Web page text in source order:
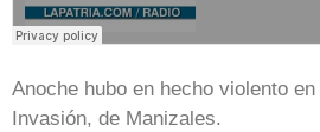
Anoche hubo en hecho violento
Invasión, de Manizales.